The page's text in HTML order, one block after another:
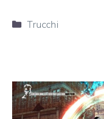
Categorie
Trucchi